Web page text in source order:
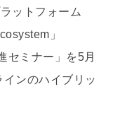
ットフォーム
」
セミナー」を5月
ンのハイブリッ